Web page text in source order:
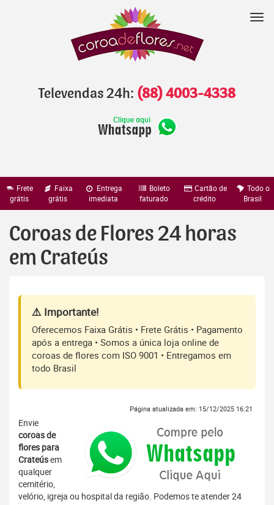
Televendas 24h: (88) 4003-4338
Frete
grátis
Faixa
grátis
Entrega
imediata
Boleto
faturado
Cartão de
crédito
Todo o
Brasil
Coroas de Flores 24 horas
em Crateús
⚠️ Importante!
Oferecemos Faixa Grátis • Frete Grátis • Pagamento
após a entrega • Somos a única loja online de
coroas de flores com ISO 9001 • Entregamos em
todo Brasil
Página atualizada em: 15/12/2025 16:21
Envie
coroas de
flores para
Crateúsem
qualquer
cemitério,
velório, igreja ou hospital da região. Podemos te atender 24